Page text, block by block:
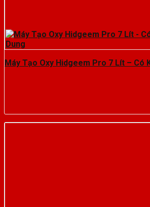
Máy Tạo Oxy Hidgeem Pro 7 Lít – Có